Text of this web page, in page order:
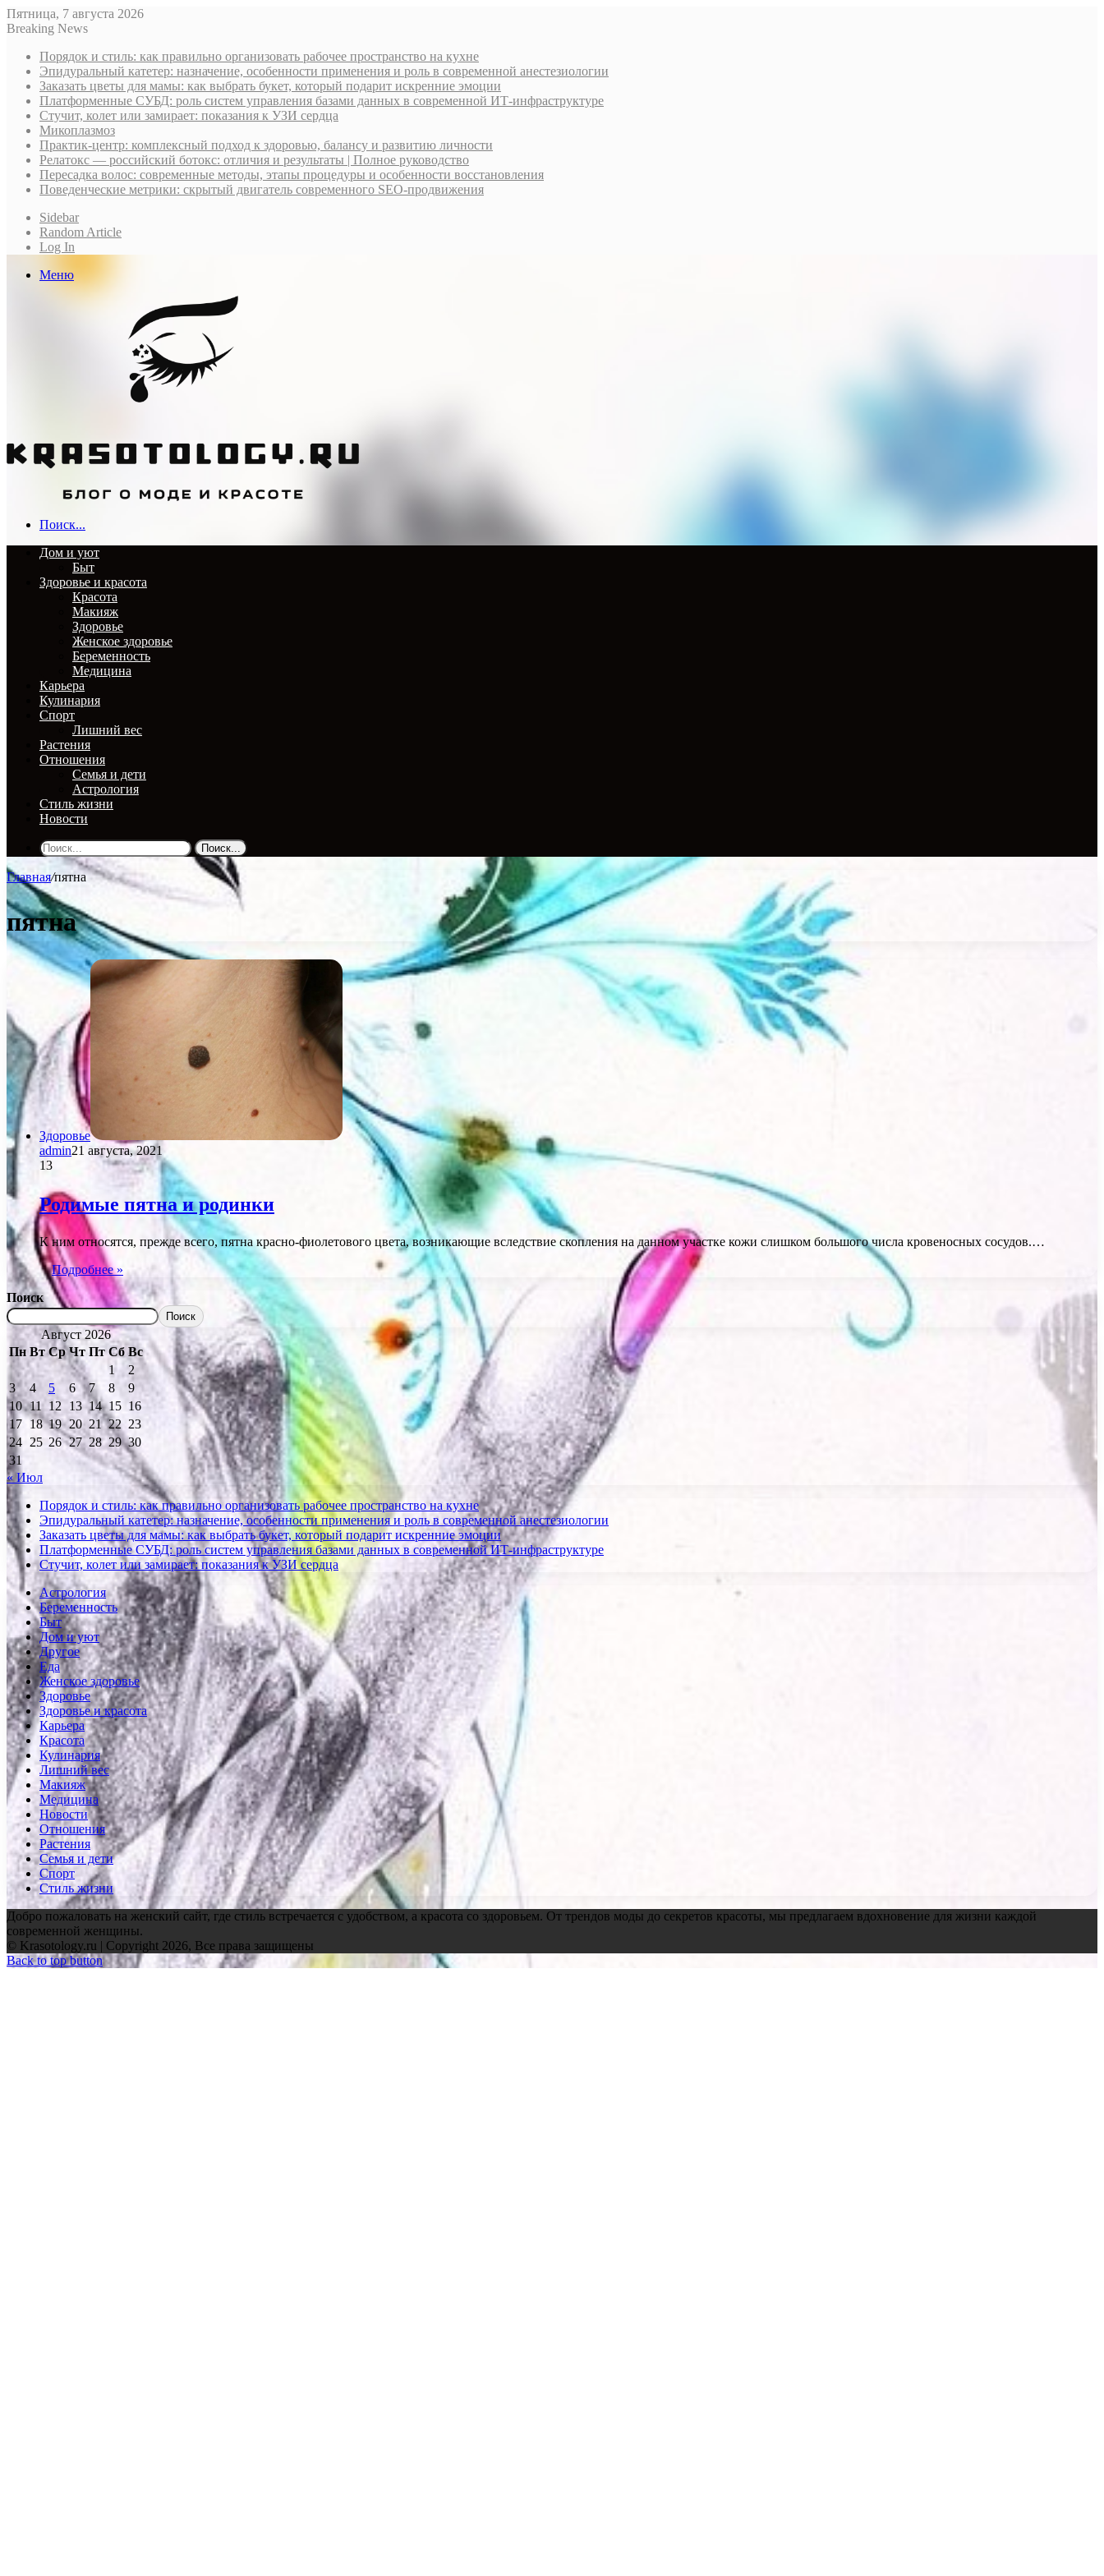
Пятница, 7 августа 2026
Breaking News
Порядок и стиль: как правильно организовать рабочее пространство на кухне
Эпидуральный катетер: назначение, особенности применения и роль в современной анестезиологии
Заказать цветы для мамы: как выбрать букет, который подарит искренние эмоции
Платформенные СУБД: роль систем управления базами данных в современной ИТ-инфраструктуре
Стучит, колет или замирает: показания к УЗИ сердца
Микоплазмоз
Практик-центр: комплексный подход к здоровью, балансу и развитию личности
Релатокс — российский ботокс: отличия и результаты | Полное руководство
Пересадка волос: современные методы, этапы процедуры и особенности восстановления
Поведенческие метрики: скрытый двигатель современного SEO-продвижения
Sidebar
Random Article
Log In
Меню
Поиск...
Дом и уют
Быт
Здоровье и красота
Красота
Макияж
Здоровье
Женское здоровье
Беременность
Медицина
Карьера
Кулинария
Спорт
Лишний вес
Растения
Отношения
Семья и дети
Астрология
Стиль жизни
Новости
Поиск...
Главная/пятна
пятна
Здоровье
admin21 августа, 2021
13
Родимые пятна и родинки
К ним относятся, прежде всего, пятна красно-фиолетового цвета, возникающие вследствие скопления на данном участке кожи слишком большого числа кровеносных сосудов.…
Подробнее »
Поиск
Поиск
Август 2026
Пн Вт Ср Чт Пт Сб Вс
1
2
3
4 5 6 7 8
9
10 11 12 13 14 15 16
17 18 19 20 21 22 23
24 25 26 27 28 29 30
31
« Июл
Порядок и стиль: как правильно организовать рабочее пространство на кухне
Эпидуральный катетер: назначение, особенности применения и роль в современной анестезиологии
Заказать цветы для мамы: как выбрать букет, который подарит искренние эмоции
Платформенные СУБД: роль систем управления базами данных в современной ИТ-инфраструктуре
Стучит, колет или замирает: показания к УЗИ сердца
Астрология
Беременность
Быт
Дом и уют
Другое
Еда
Женское здоровье
Здоровье
Здоровье и красота
Карьера
Красота
Кулинария
Лишний вес
Макияж
Медицина
Новости
Отношения
Растения
Семья и дети
Спорт
Стиль жизни
Добро пожаловать на женский сайт, где стиль встречается с удобством, а красота со здоровьем. От трендов моды до секретов красоты, мы предлагаем вдохновение для жизни каждой
современной женщины.
© Krasotology.ru | Copyright 2026, Все права защищены
Back to top button